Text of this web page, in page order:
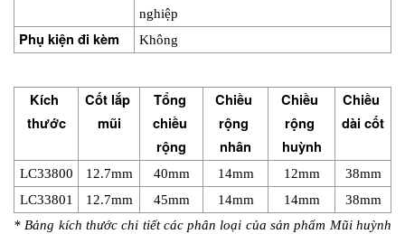
nghiệp
Phụ kiện đi kèm Không
Kích
thước
Cốt lắp
mũi
Tổng
chiều
rộng
Chiều
rộng
nhân
Chiều
rộng
huỳnh
Chiều
dài cốt
LC33800 12.7mm 40mm 14mm 12mm
38mm
LC33801
12.7mm 45mm 14mm 14mm
38mm
* Bảng kích thước chi tiết các phân loại của sản phẩm Mũi huỳnh